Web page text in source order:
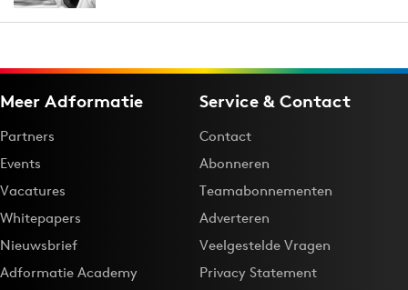
Meer Adformatie
Partners
Events
Vacatures
Whitepapers
Nieuwsbrief
Adformatie Academy
Service & Contact
Contact
Abonneren
Teamabonnementen
Adverteren
Veelgestelde Vragen
Privacy Statement